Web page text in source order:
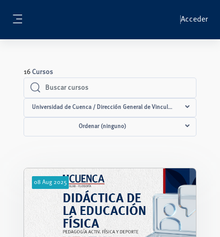
Acceder
16 Cursos
Buscar cursos
Buscar cursos
Universidad de Cuenca / Dirección General de Vinculación con la
Ordenar (ninguno)
08 Aug 2025